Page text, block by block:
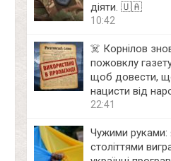
діяти. 🇺🇦
10:42
☠️ Корнілов
пожовклу
щоб довести,
нацисти від
22:41
Чужими
століттями